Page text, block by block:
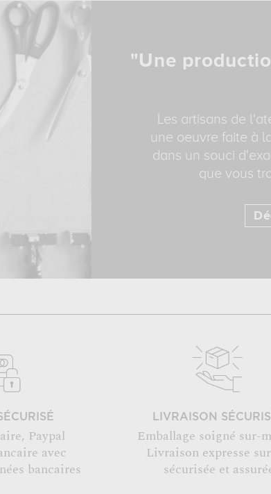
"Une
Les artisans de
une oeuvre faite à
dans un souci
que vous
Paypal
avec
bancaires
LIVRAISON
Emballage soigné sur-
Livraison expresse
sécurisée et